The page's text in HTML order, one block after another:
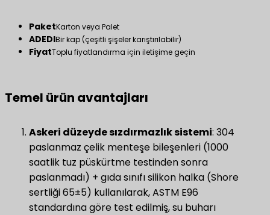
PaketKarton veya Palet
ADEDIBir kap (çeşitli şişeler karıştırılabilir)
FiyatToplu fiyatlandırma için iletişime geçin
Temel ürün avantajları​
Askeri düzeyde sızdırmazlık sistemi​: 304
paslanmaz çelik menteşe bileşenleri (1000
saatlik tuz püskürtme testinden sonra
paslanmadı) + gıda sınıfı silikon halka (Shore
sertliği 65±5) kullanılarak, ASTM E96
standardına göre test edilmiş, su buharı